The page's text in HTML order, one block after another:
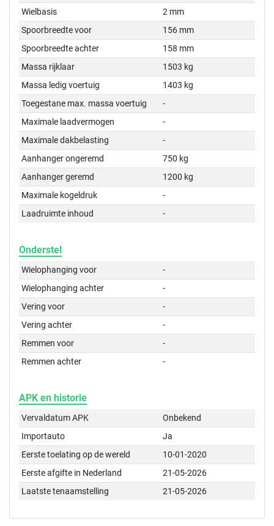
Wielbasis
2 mm
Spoorbreedte voor
156 mm
Spoorbreedte achter
158 mm
Massa rijklaar
1503 kg
Massa ledig voertuig
1403 kg
Toegestane max. massa voertuig
-
Maximale laadvermogen
-
Maximale dakbelasting
-
Aanhanger ongeremd
750 kg
Aanhanger geremd
1200 kg
Maximale kogeldruk
-
Laadruimte inhoud
-
Onderstel
Wielophanging voor
-
Wielophanging achter
-
Vering voor
-
Vering achter
-
Remmen voor
-
Remmen achter
-
APK en historie
Vervaldatum APK
Onbekend
Importauto
Ja
Eerste toelating op de wereld
10-01-2020
Eerste afgifte in Nederland
21-05-2026
Laatste tenaamstelling
21-05-2026